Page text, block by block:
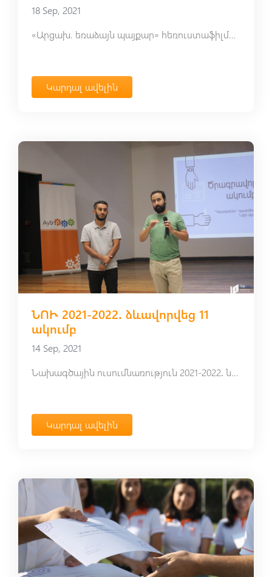
18 Sep, 2021
«Արցախ. եռաձայն պայքար» հեռուստաֆիլմը ստացավ «Հանդիսատեսի համակրանք» մրցանակ
Կարդալ ավելին
ՆՈՒ 2021-2022․ ձևավորվեց 11
ակումբ
14 Sep, 2021
Նախագծային ուսումնառություն 2021-2022․ ներկայացվեց 14 ակումբ
Կարդալ ավելին